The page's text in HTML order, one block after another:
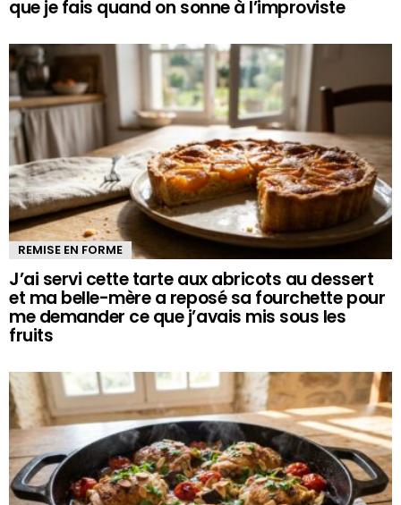
que je fais quand on sonne à l’improviste
REMISE EN FORME
J’ai servi cette tarte aux abricots au dessert
et ma belle-mère a reposé sa fourchette pour
me demander ce que j’avais mis sous les
fruits